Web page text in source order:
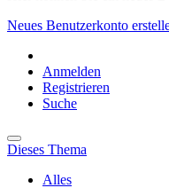
Neues Benutzerkonto
Anmelden
Registrieren
Suche
Dieses Thema
Alles